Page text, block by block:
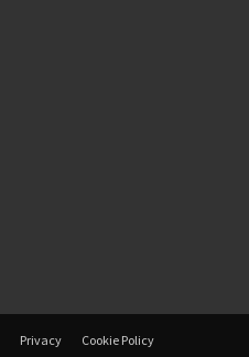
Privacy Cookie Policy